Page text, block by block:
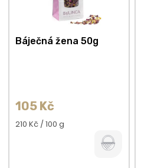
Báječná žena 50g
105 Kč
Měrná
210 Kč / 100 g